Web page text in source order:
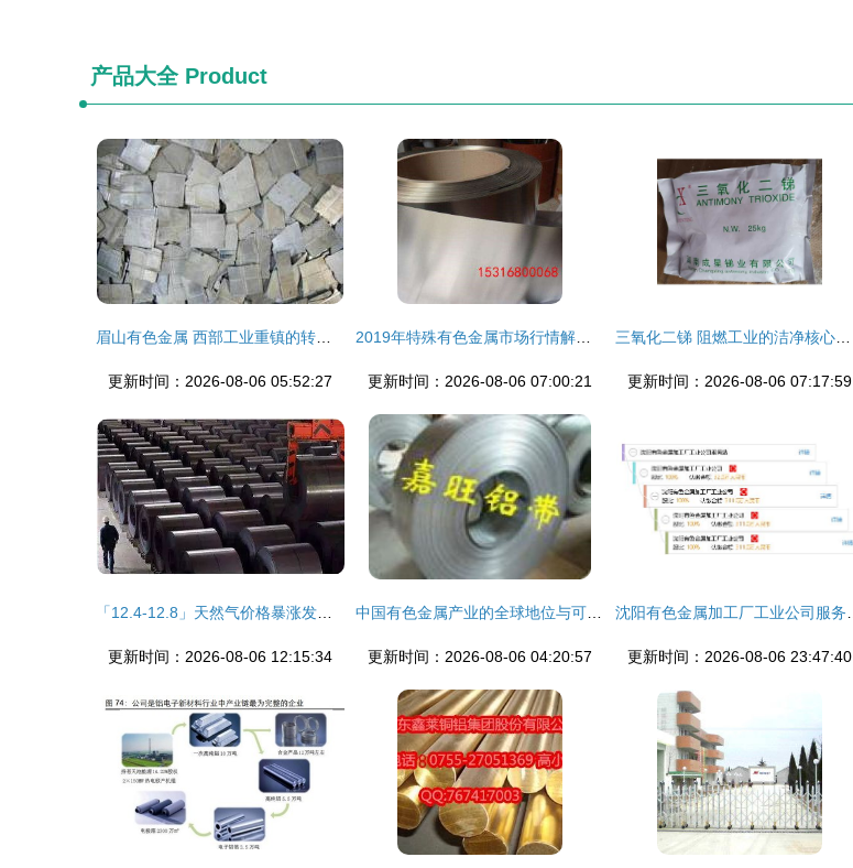
产品大全Product
更新时间：2026-08-06 05:52:27 更新时间：2026-08-06 07:00:21 更新时间：2026-08-06 07:17:59
更新时间：2026-08-06 12:15:34 更新时间：2026-08-06 04:20:57 更新时间：2026-08-06 23:47:40